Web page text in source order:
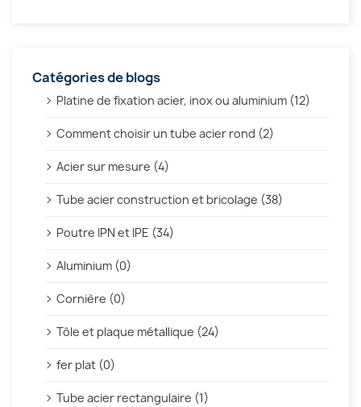
Catégories de blogs
Platine de fixation acier, inox ou aluminium (12)
Comment choisir un tube acier rond (2)
Acier sur mesure (4)
Tube acier construction et bricolage (38)
Poutre IPN et IPE (34)
Aluminium (0)
Cornière (0)
Tôle et plaque métallique (24)
fer plat (0)
Tube acier rectangulaire (1)